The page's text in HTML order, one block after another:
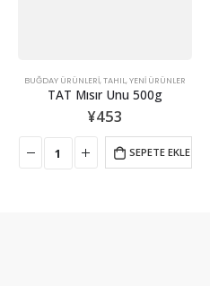
BUĞDAY ÜRÜNLERI,TAHIL,YENİ ÜRÜNLER
TAT Mısır Unu 500g
¥453
SEPETE EKLE